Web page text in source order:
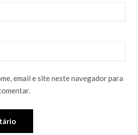
email e site neste navegador para